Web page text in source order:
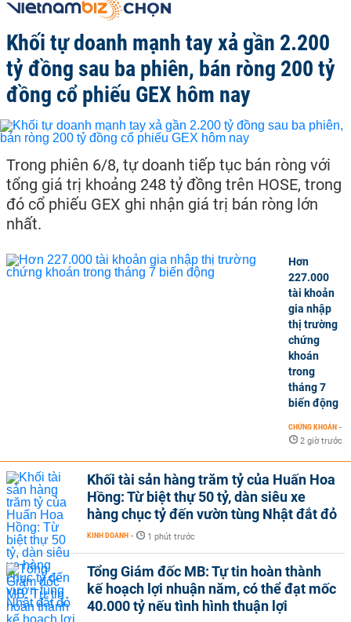
Khối tự doanh mạnh tay xả gần 2.200
tỷ đồng sau ba phiên, bán ròng 200 tỷ
đồng cổ phiếu GEX hôm nay
Trong phiên 6/8, tự doanh tiếp tục bán ròng với
tổng giá trị khoảng 248 tỷ đồng trên HOSE, trong
đó cổ phiếu GEX ghi nhận giá trị bán ròng lớn
nhất.
Hơn
227.000
tài khoản
gia nhập
thị trường
chứng
khoán
trong
tháng 7
biến động
CHỨNG KHOÁN -
2 giờ trước
Khối tài sản hàng trăm tỷ của Huấn Hoa
Hồng: Từ biệt thự 50 tỷ, dàn siêu xe
hàng chục tỷ đến vườn tùng Nhật đắt đỏ
KINH DOANH - 1 phút trước
Tổng Giám đốc MB: Tự tin hoàn thành
kế hoạch lợi nhuận năm, có thể đạt mốc
40.000 tỷ nếu tình hình thuận lợi